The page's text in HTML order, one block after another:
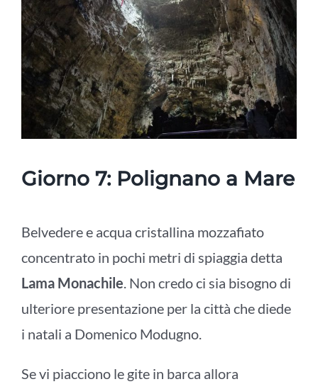
Giorno 7: Polignano a Mare
Belvedere e acqua cristallina mozzafiato
concentrato in pochi metri di spiaggia detta
Lama Monachile . Non credo ci sia bisogno di
ulteriore presentazione per la città che diede
i natali a Domenico Modugno.
Se vi piacciono le gite in barca allora